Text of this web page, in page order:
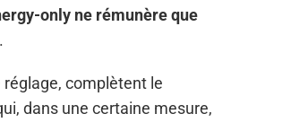
only ne rémunère que
réglage, complètent le
dans une certaine mesure,